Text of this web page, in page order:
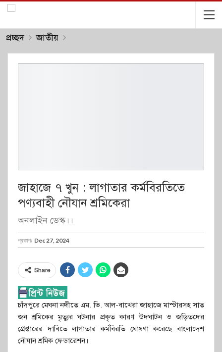
প্রচ্ছদ জাতীয়
জাহাজে ৭ খুন : লাগাতার কর্মবিরতিতে
পণ্যবাহী নৌযান শ্রমিকেরা
অনলাইন ডেস্ক।।
প্রকাশঃ Dec 27, 2024
Share
চাঁদপুরে মেঘনা নদীতে এম. ভি. আল-বাখেরা জাহাজে মাস্টারসহ সাত
জন শ্রমিকের মৃত্যুর ঘটনার প্রকৃত কারণ উদ্ঘাটন ও জড়িতদের
গ্রেপ্তারের দাবিতে লাগাতার কর্মবিরতি ঘোষণা করেছে বাংলাদেশ
নৌযান শ্রমিক ফেডারেশন।